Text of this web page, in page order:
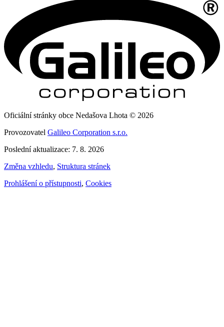
Oficiální stránky obce Nedašova Lhota © 2026
Provozovatel Galileo Corporation s.r.o.
Poslední aktualizace: 7. 8. 2026
Změna vzhledu, Struktura stránek
Prohlášení o přístupnosti, Cookies